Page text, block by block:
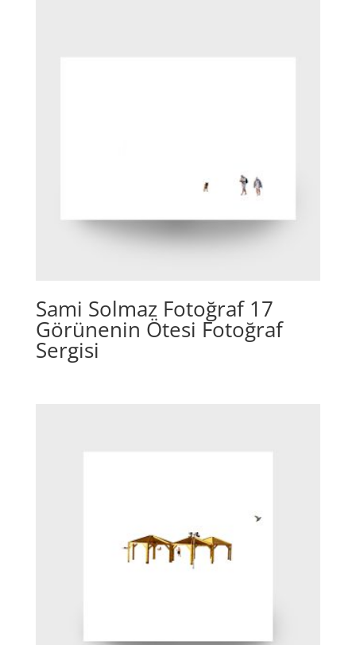
Sami Solmaz Fotoğraf 17
Görünenin Ötesi Fotoğraf
Sergisi